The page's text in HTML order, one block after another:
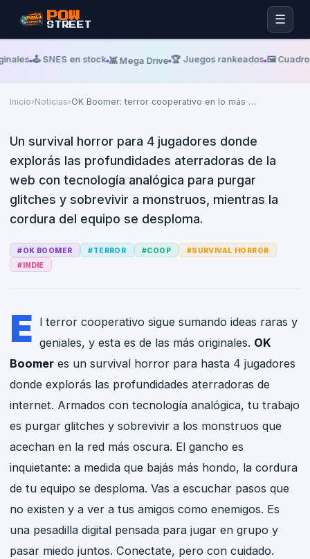
POW
STREET ☰
🕹️ SNES en stock 👾 Mega Drive 🏆 Juegos rankeados 🖼️
Inicio›Noticias›OK Boomer: terror cooperativo en lo más …
STEAM Lunes, 29 De Junio De 2026
OK Boomer: terror cooperativo
en lo más profundo y oscuro de
internet
Un survival horror para 4 jugadores donde
explorás las profundidades aterradoras de la
web con tecnología analógica para purgar
glitches y sobrevivir a monstruos, mientras la
cordura del equipo se desploma.
#OK BOOMER #TERROR #COOP #SURVIVAL HORROR
#INDIE
E l terror cooperativo sigue sumando ideas raras y
geniales, y esta es de las más originales. OK
Boomer es un survival horror para hasta 4 jugadores
donde explorás las profundidades aterradoras de
internet. Armados con tecnología analógica, tu trabajo
es purgar glitches y sobrevivir a los monstruos que
acechan en la red más oscura. El gancho es
inquietante: a medida que bajás más hondo, la cordura
de tu equipo se desploma. Vas a escuchar pasos que
no existen y a ver a tus amigos como enemigos. Es
una pesadilla digital pensada para jugar en grupo y
pasar miedo juntos. Conectate, pero con cuidado.